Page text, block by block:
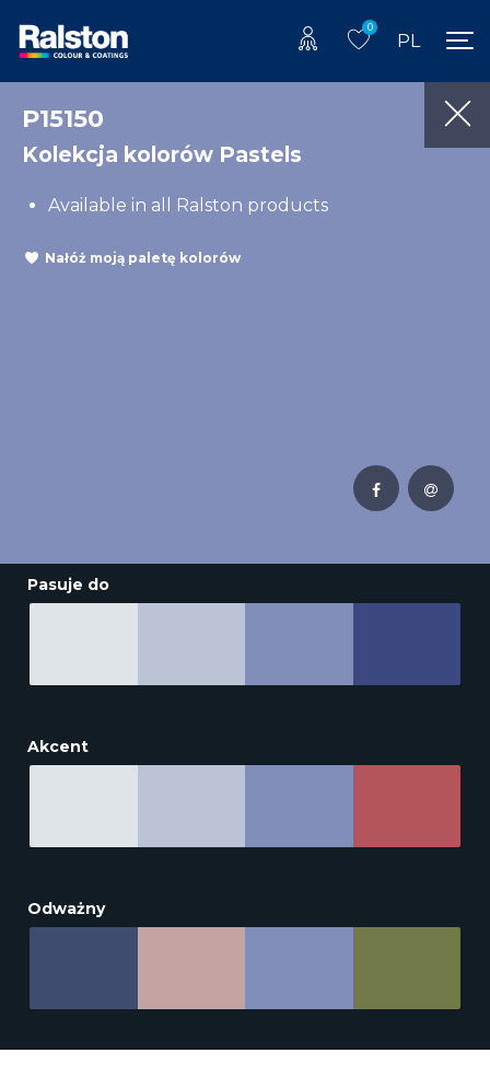
0
PL
P15150
Kolekcja kolorów Pastels
Available in all Ralston products
Nałóż moją paletę kolorów
Pasuje do
Akcent
Odważny